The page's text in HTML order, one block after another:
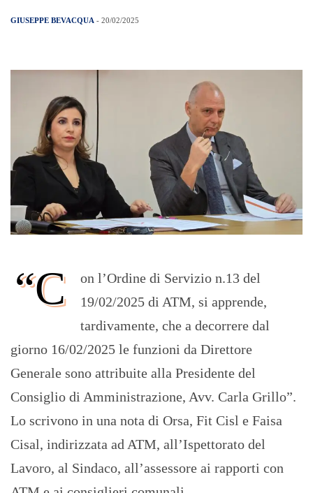
GIUSEPPE BEVACQUA - 20/02/2025
“C
on l’Ordine di Servizio n.13 del
19/02/2025 di ATM, si apprende,
tardivamente, che a decorrere dal
giorno 16/02/2025 le funzioni da Direttore
Generale sono attribuite alla Presidente del
Consiglio di Amministrazione, Avv. Carla Grillo”.
Lo scrivono in una nota di Orsa, Fit Cisl e Faisa
Cisal, indirizzata ad ATM, all’Ispettorato del
Lavoro, al Sindaco, all’assessore ai rapporti con